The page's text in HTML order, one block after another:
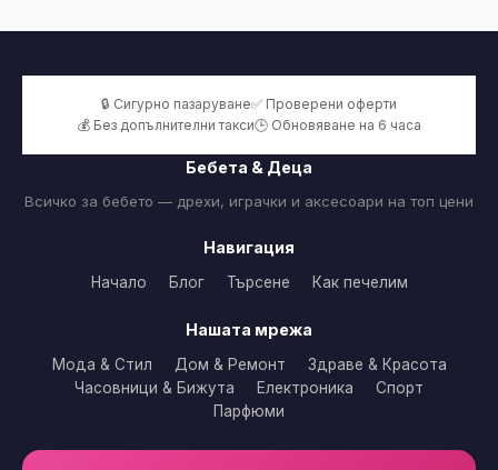
🔒 Сигурно пазаруване✅ Проверени оферти
💰 Без допълнителни такси🕒 Обновяване на 6 часа
Бебета & Деца
Всичко за бебето — дрехи, играчки и аксесоари на топ цени
Навигация
Начало Блог Търсене Как печелим
Нашата мрежа
Мода & Стил Дом & Ремонт
Здраве & Красота
Часовници & Бижута
Електроника
Спорт
Парфюми